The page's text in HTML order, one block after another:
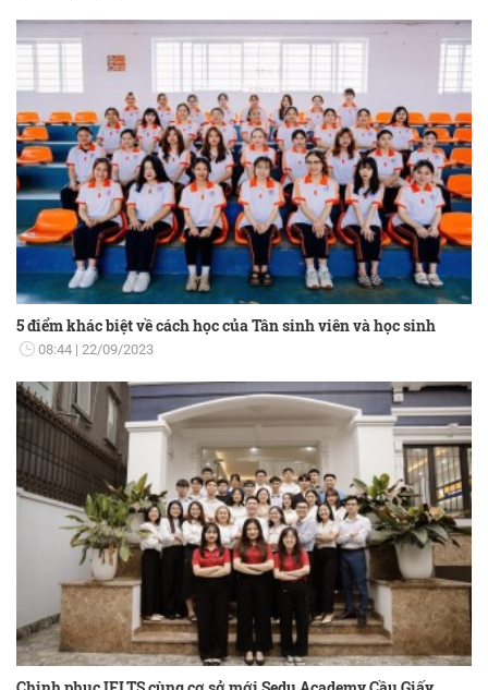
5 điểm khác biệt về cách học của Tân sinh viên và học sinh
08:44 22/09/2023